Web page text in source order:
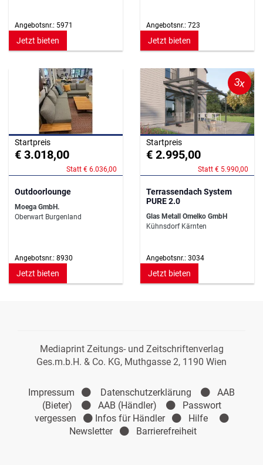
Angebotsnr.: 5971
Jetzt bieten
Angebotsnr.: 723
Jetzt bieten
Startpreis
€ 3.018,00
Statt € 6.036,00
Outdoorlounge
Moega GmbH.
Oberwart Burgenland
Angebotsnr.: 8930
Jetzt bieten
3x
Startpreis
€ 2.995,00
Statt € 5.990,00
Terrassendach System
PURE 2.0
Glas Metall Omelko GmbH
Kühnsdorf Kärnten
Angebotsnr.: 3034
Jetzt bieten
Mediaprint Zeitungs- und Zeitschriftenverlag
Ges.m.b.H. & Co. KG, Muthgasse 2, 1190 Wien
Impressum Datenschutzerklärung
AAB
(Bieter)
AAB (Händler)
Passwort
vergessen
Infos für Händler
Hilfe
Newsletter
Barrierefreiheit